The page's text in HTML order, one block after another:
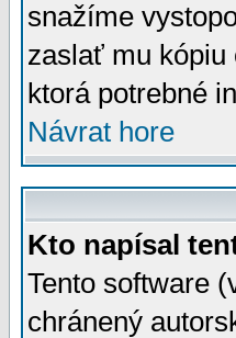
snažíme
zaslať mu kópiu
ktorá potrebné
Návrat hore
Kto napísal
Tento software
chránený